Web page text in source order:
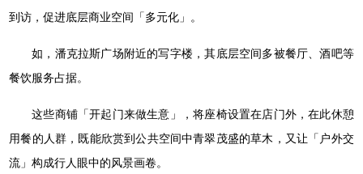
到访，促进底层商业空间「多元化」。
如，潘克拉斯广场附近的写字楼，其底层空间多被餐厅、酒吧等
餐饮服务占据。
这些商铺「开起门来做生意」，将座椅设置在店门外，在此休憩
用餐的人群，既能欣赏到公共空间中青翠茂盛的草木，又让「户外交
流」构成行人眼中的风景画卷。